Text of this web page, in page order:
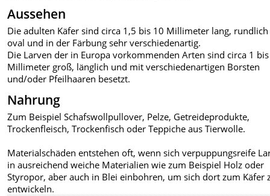
Aussehen
Die adulten Käfer sind circa 1,5 bis 10 Millimeter lang,
oval und in der Färbung sehr verschiedenartig.
Die Larven der in Europa vorkommenden Arten sind circa 1
Millimeter groß, länglich und mit verschiedenartigen Borsten
und/oder Pfeilhaaren besetzt.
Nahrung
Zum Beispiel Schafswollpullover, Pelze, Getreideprodukte,
Trockenfleisch, Trockenfisch oder Teppiche aus Tierwolle.
Materialschäden entstehen oft, wenn sich verpuppungsreife
in ausreichend weiche Materialien wie zum Beispiel Holz oder
Styropor, aber auch in Blei einbohren, um sich dort zum Käfer
entwickeln.